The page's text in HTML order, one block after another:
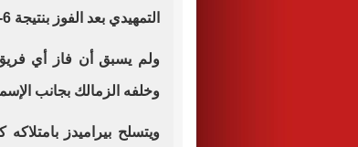
التمهيدي بعد الفوز بنتيجة 6-0 و3-1.
ولم يسبق أن فاز أي
وخلفه الزمالك بجانب
ويتسلح بيراميدز